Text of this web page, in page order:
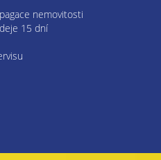
nemovitosti
15 dní